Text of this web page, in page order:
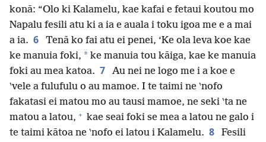
konā: “Olo ki Kalamelu, kae kafai e fetaui koutou mo
Napalu fesili atu ki a ia e auala i toku igoa me e a mai
a ia. 6
Tenā ko fai atu ei penei, ‘Ke ola leva koe kae
ke manuia foki, * ke manuia tou kāiga, kae ke manuia
foki au mea katoa. 7
Au nei ne logo me i a koe e
‵vele a fulufulu o au mamoe. I te taimi ne ‵nofo
fakatasi ei matou mo au tausi mamoe, ne seki ‵ta ne
matou a latou, + kae seai foki se mea a latou ne galo i
te taimi kātoa ne ‵nofo ei latou i Kalamelu. 8
Fesili